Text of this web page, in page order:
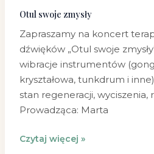
Otul swoje zmysły
Zapraszamy na koncert
dźwięków „Otul swoje
wibracje instrumentów
kryształowa, tunkdrum i
stan regeneracji, wyciszenia,
Prowadząca: Marta
Czytaj więcej »